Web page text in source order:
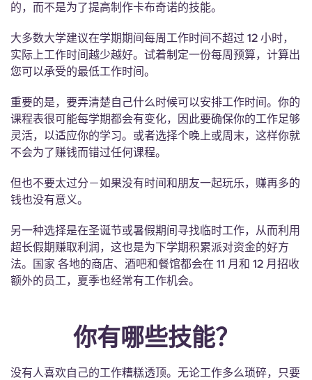
的，而不是为了提高制作卡布奇诺的技能。
大多数大学建议在学期期间每周工作时间不超过 12 小时，
实际上工作时间越少越好。试着制定一份每周预算，计算出
您可以承受的最低工作时间。
重要的是，要弄清楚自己什么时候可以安排工作时间。你的
课程表很可能每学期都会有变化，因此要确保你的工作足够
灵活，以适应你的学习。或者选择个晚上或周末，这样你就
不会为了赚钱而错过任何课程。
但也不要太过分－如果没有时间和朋友一起玩乐，赚再多的
钱也没有意义。
另一种选择是在圣诞节或暑假期间寻找临时工作，从而利用
超长假期赚取利润，这也是为下学期积累派对资金的好方
法。国家 各地的商店、酒吧和餐馆都会在 11 月和 12 月招收
额外的员工，夏季也经常有工作机会。
你有哪些技能？
没有人喜欢自己的工作糟糕透顶。无论工作多么琐碎，只要